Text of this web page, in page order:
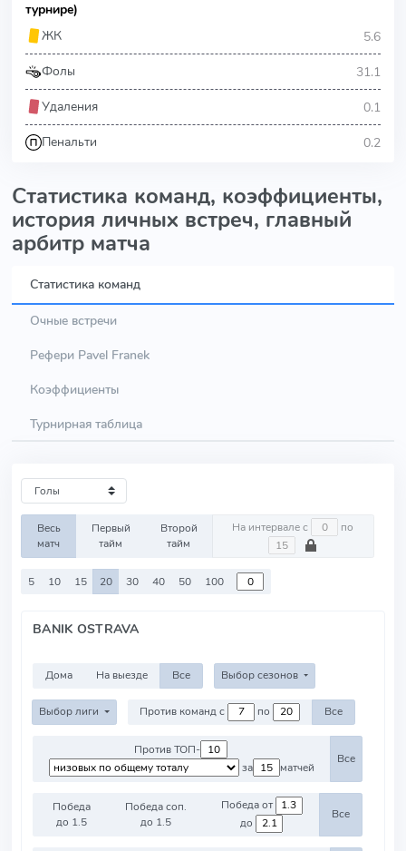
турнире)
ЖК
5.6
Фолы 31.1
Удаления 0.1
Пенальти 0.2
Статистика команд, коэффициенты,
история личных встреч, главный
арбитр матча
Статистика команд
Очные встречи
Рефери Pavel Franek
Коэффициенты
Турнирная таблица
Весь
матч
Первый
тайм
Второй
тайм
На интервале с по
5 10 15 20 30 40 50 100
BANIK OSTRAVA
Дома На выезде Все Выбор сезонов
Выбор лиги Против команд с по Все
Против ТОП-
за
матчей
Все
Победа
до 1.5
Победа соп.
до 1.5
Победа от
до
Все